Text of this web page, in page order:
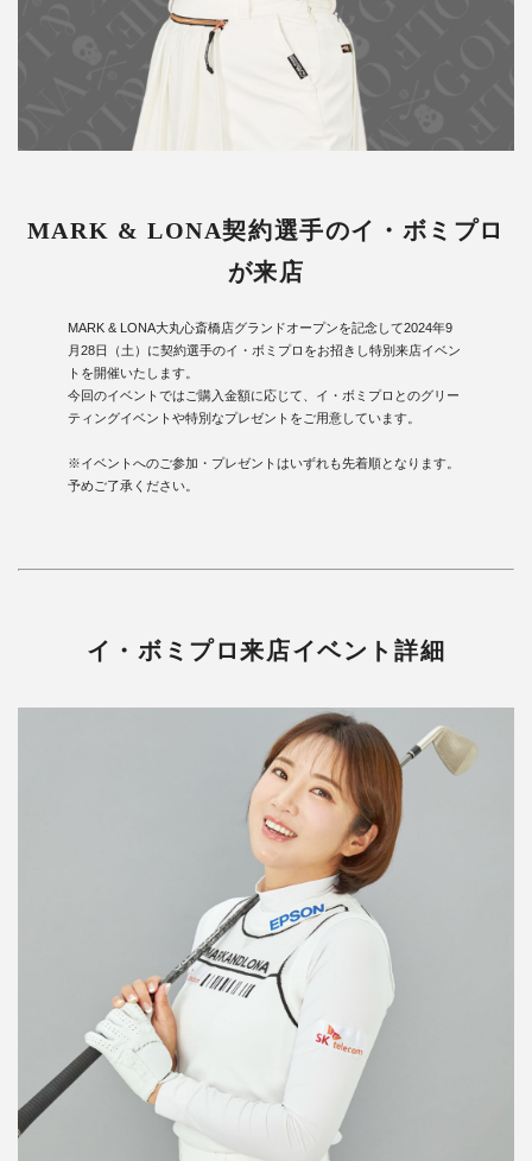
MARK & LONA契約選手のイ・ボミプロ
が来店
MARK & LONA大丸心斎橋店グランドオープンを記念して2024年9
月28日（土）に契約選手のイ・ボミプロをお招きし特別来店イベン
トを開催いたします。
今回のイベントではご購入金額に応じて、イ・ボミプロとのグリー
ティングイベントや特別なプレゼントをご用意しています。
※イベントへのご参加・プレゼントはいずれも先着順となります。
予めご了承ください。
イ・ボミプロ来店イベント詳細